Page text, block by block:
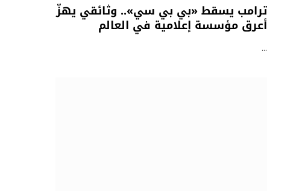
ترامب يسقط «بي بي سي».. وثائقي يهزّ
أعرق مؤسسة إعلامية في العالم
…